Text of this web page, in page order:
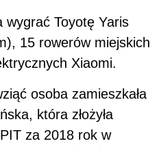
wygrać Toyotę Yaris
15 rowerów miejskich
Xiaomi.
osoba zamieszkała
która złożyła
za 2018 rok w